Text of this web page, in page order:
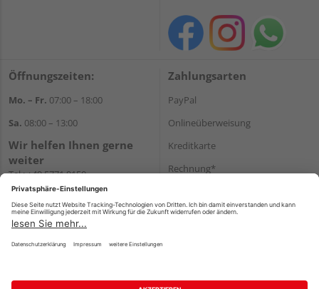
Öffnungszeiten:
Mo. – Fr. 07:00 – 18:00
Sa. 08:00 – 13:00
Wir helfen Ihnen gerne
weiter
Tel.:+49 5771 9150
E-Mail:info@holz-hassfeld.de
WhatsApp
Zahlungsarten
PayPal
Onlineüberweisung
Kreditkarte
Rechnung*
Versand
Impressum AGB Widerruf Datenschutz